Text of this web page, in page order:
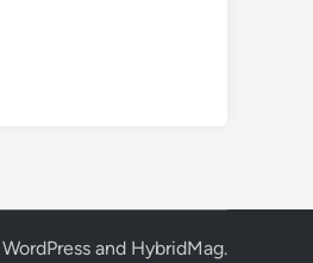
WordPress and HybridMag.